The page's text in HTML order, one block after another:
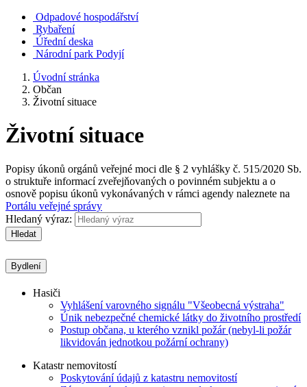
Odpadové hospodářství
Rybaření
Úřední deska
Národní park Podyjí
Úvodní stránka
Občan
Životní situace
Životní situace
Popisy úkonů orgánů veřejné moci dle § 2 vyhlášky č. 515/2020 Sb.
o struktuře informací zveřejňovaných o povinném subjektu a o
osnově popisu úkonů vykonávaných v rámci agendy naleznete na
Portálu veřejné správy
Hledaný výraz:
Hledat
Bydlení
Hasiči
Vyhlášení varovného signálu "Všeobecná výstraha"
Únik nebezpečné chemické látky do životního prostředí
Postup občana, u kterého vznikl požár (nebyl-li požár
likvidován jednotkou požární ochrany)
Katastr nemovitostí
Poskytování údajů z katastru nemovitostí